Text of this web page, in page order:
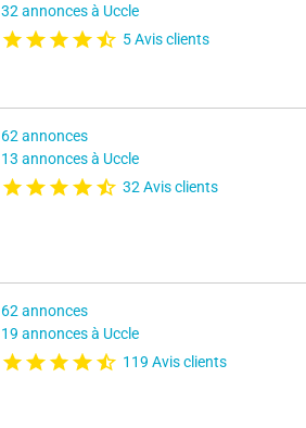
32 annonces à Uccle
5 Avis clients
62 annonces
13 annonces à Uccle
32 Avis clients
62 annonces
19 annonces à Uccle
119 Avis clients